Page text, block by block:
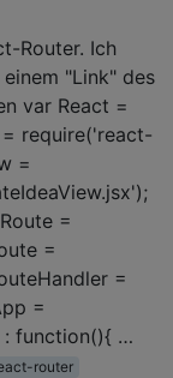
Router. Ich
"Link" des
var React =
require('react-
=
=
=
=
=
: function(){ …
router